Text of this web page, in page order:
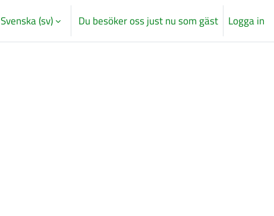
Svenska ‎(sv)‎ Du besöker oss just nu som gäst Logga in